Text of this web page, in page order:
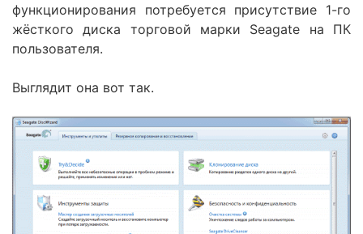
функционирования потребуется присутствие 1-го
жёсткого диска торговой марки Seagate на ПК
пользователя.
Выглядит она вот так.